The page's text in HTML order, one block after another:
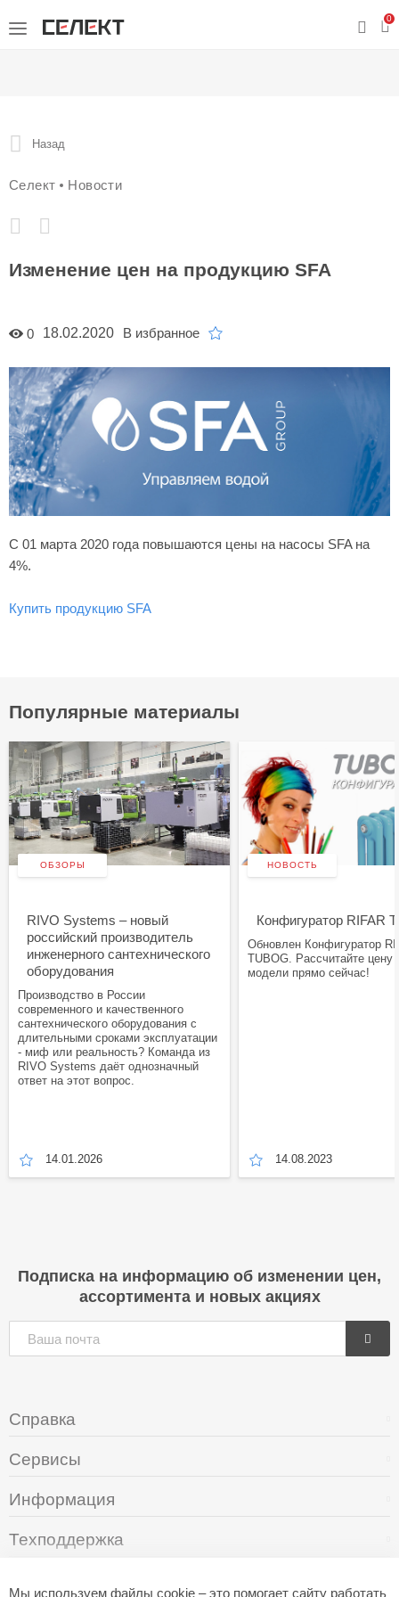
0
Назад
Селект Новости
Изменение цен на продукцию SFA
0 18.02.2020 В избранное
С 01 марта 2020 года повышаются цены на насосы SFA на
4%.
Купить продукцию SFA
Популярные материалы
ОБЗОРЫ
RIVO Systems – новый
российский производитель
инженерного сантехнического
оборудования
Производство в России
современного и качественного
сантехнического оборудования с
длительными сроками эксплуатации
- миф или реальность? Команда из
RIVO Systems даёт однозначный
ответ на этот вопрос.
14.01.2026
НОВОСТЬ
Конфигуратор RIFAR
Обновлен Конфигуратор
TUBOG. Рассчитайте цену
модели прямо сейчас!
14.08.2023
Мы используем файлы cookie – это помогает сайту работать
Подписка на информацию об изменении цен,
ассортимента и новых акциях
Справка
Сервисы
Информация
Техподдержка